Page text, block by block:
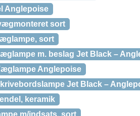
Anglepoise
sort
sort
m. beslag Jet Black –
Anglepoise
Jet Black –
keramik
m/indsats, sort